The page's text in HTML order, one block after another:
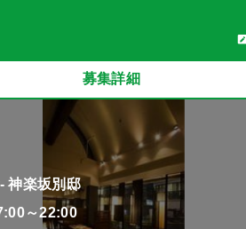
募集詳細
神楽坂別邸
～22:00